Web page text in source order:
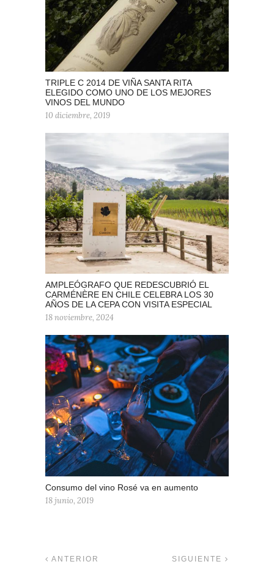
TRIPLE C 2014 DE VIÑA SANTA RITA
ELEGIDO COMO UNO DE LOS MEJORES
VINOS DEL MUNDO
10 diciembre, 2019
AMPLEÓGRAFO QUE REDESCUBRIÓ EL
CARMÉNÈRE EN CHILE CELEBRA LOS 30
AÑOS DE LA CEPA CON VISITA ESPECIAL
18 noviembre, 2024
Consumo del vino Rosé va en aumento
18 junio, 2019
ANTERIOR SIGUIENTE